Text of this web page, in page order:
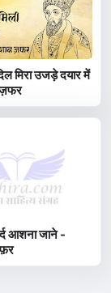
मिरा उजड़े दयार में
ज़फर
आशना जाने -